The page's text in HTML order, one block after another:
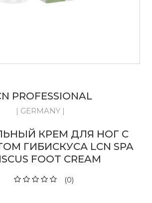
PROFESSIONAL
| GERMANY |
КРЕМ ДЛЯ НОГ С
ГИБИСКУСА LCN SPA
FOOT CREAM
(0)